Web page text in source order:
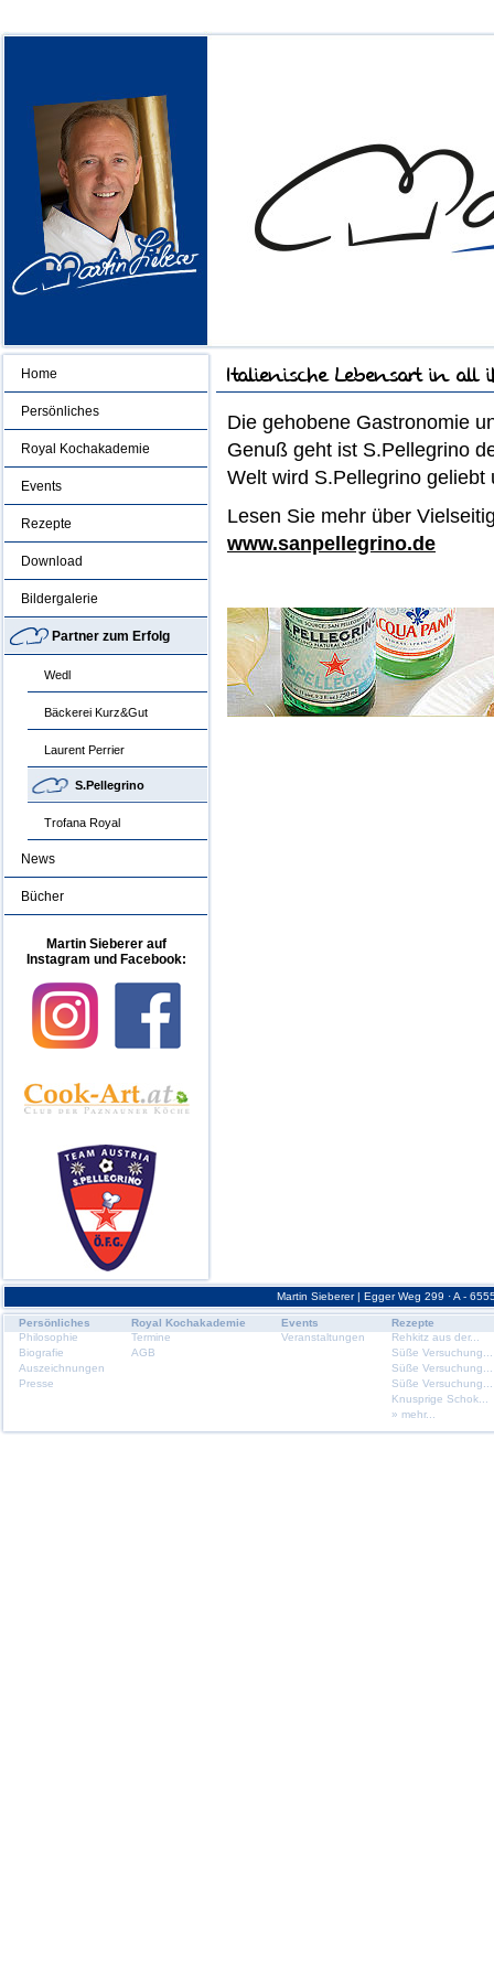
Home
Persönliches
Royal Kochakademie
Events
Rezepte
Download
Bildergalerie
Partner zum Erfolg
Wedl
Bäckerei Kurz&Gut
Laurent Perrier
S.Pellegrino
Trofana Royal
News
Bücher
Martin Sieberer auf
Instagram und Facebook:
Die gehobene Gastronomie
Genuß geht ist S.Pellegrino
Welt wird S.Pellegrino geliebt
Lesen Sie mehr über
www.sanpellegrino.de
Martin Sieberer | Egger Weg 299 · A -
Persönliches
Philosophie
Biografie
Auszeichnungen
Presse
Royal Kochakademie
Termine
AGB
Events
Veranstaltungen
Rezepte
Rehkitz aus der...
Süße Versuchung...
Süße Versuchung...
Süße Versuchung...
Knusprige Schok...
» mehr...